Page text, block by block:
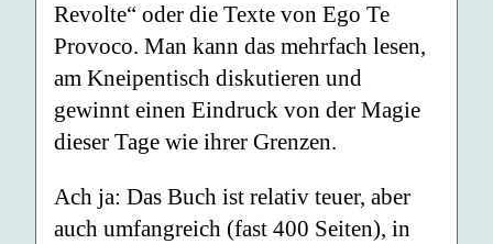
Revolte“ oder die Texte von Ego Te
Provoco. Man kann das mehrfach lesen,
am Kneipentisch diskutieren und
gewinnt einen Eindruck von der Magie
dieser Tage wie ihrer Grenzen.
Ach ja: Das Buch ist relativ teuer, aber
auch umfangreich (fast 400 Seiten), in